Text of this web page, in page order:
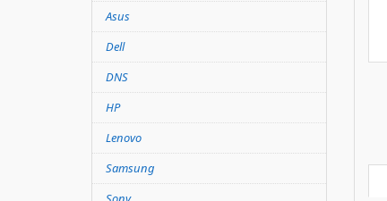
Asus
Dell
DNS
HP
Lenovo
Samsung